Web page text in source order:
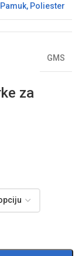
Pamuk, Poliester
GMS
za